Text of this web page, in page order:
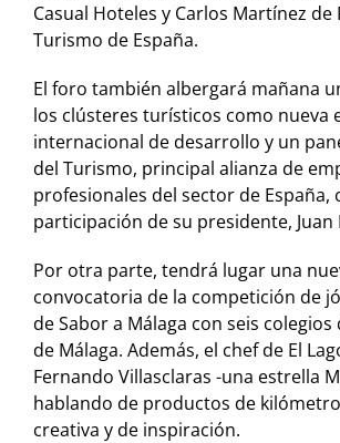
Casual Hoteles y Carlos Martínez
Turismo de España.
El foro también albergará mañana
los clústeres turísticos como nueva
internacional de desarrollo y un
del Turismo, principal alianza de
profesionales del sector de España,
participación de su presidente, Juan
Por otra parte, tendrá lugar una
convocatoria de la competición de
de Sabor a Málaga con seis
de Málaga. Además, el chef de El
Fernando Villasclaras -una estrella
hablando de productos de
creativa y de inspiración.